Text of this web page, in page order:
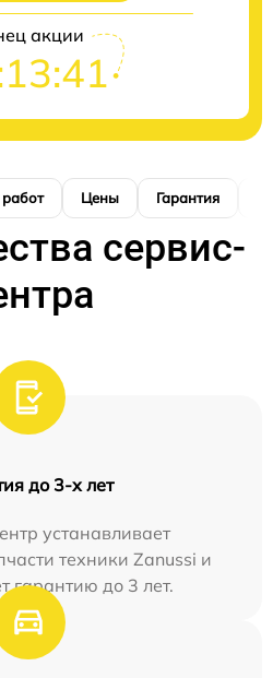
акции
Цены Гарантия
сервис-
до 3-х лет
устанавливает
техники Zanussi и
гарантию до 3 лет.